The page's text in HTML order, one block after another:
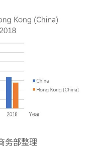
务部整理